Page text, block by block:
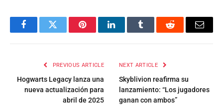
FacebookTwitter PinterestLinkedInTumblr Reddit Email
PREVIOUS ARTICLE
Hogwarts Legacy lanza una
nueva actualización para
abril de 2025
NEXT ARTICLE
Skyblivion reafirma su
lanzamiento: “Los jugadores
ganan con ambos”